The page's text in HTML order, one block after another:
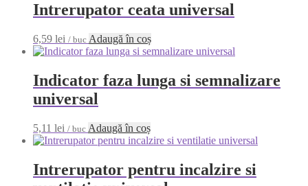
Intrerupator ceata universal
6,59 lei / buc Adaugă în coș
Indicator faza lunga si semnalizare
universal
5,11 lei / buc Adaugă în coș
Intrerupator pentru incalzire si